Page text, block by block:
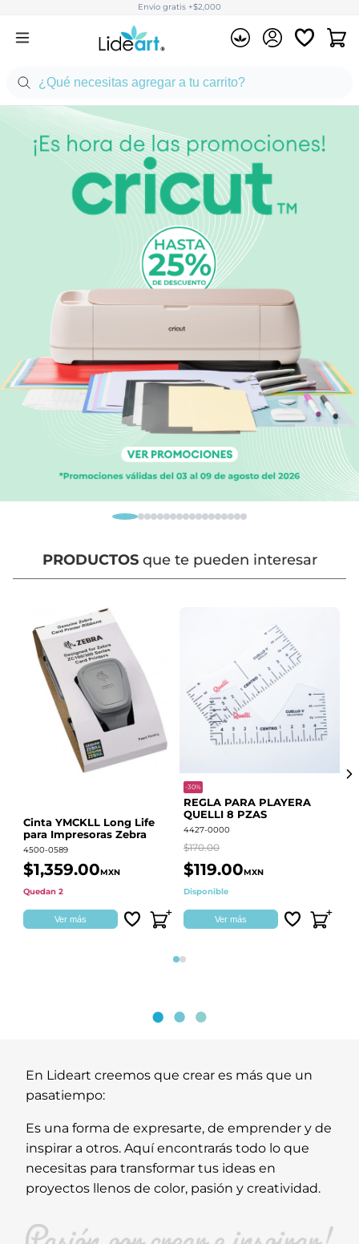
Envío gratis +$2,000
PRODUCTOSque te pueden interesar
Cinta YMCKLL Long Life
para Impresoras Zebra
4500-0589
$1,359.00MXN
Quedan 2
Ver más
-30%
REGLA PARA PLAYERA
QUELLI 8 PZAS
4427-0000
$170.00
$119.00MXN
Disponible
Ver más
Página 1
Página 2
En Lideart creemos que crear es más que un
pasatiempo:
Es una forma de expresarte, de emprender y de
inspirar a otros. Aquí encontrarás todo lo que
necesitas para transformar tus ideas en
proyectos llenos de color, pasión y creatividad.